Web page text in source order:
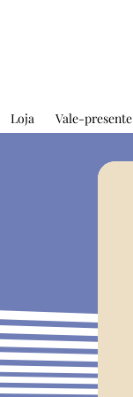
Loja Vale-presente